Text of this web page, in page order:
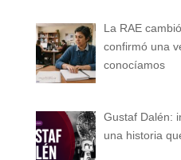
La RAE
confirmó una
conocíamos
Gustaf Dalén:
una historia